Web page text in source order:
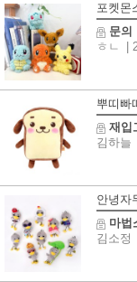
포켓몬
문의
ㅎㄴ
|
뿌띠빠
재입
김하늘
안녕자
마법
김소정